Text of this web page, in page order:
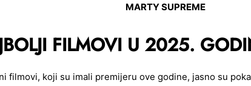
MARTY SUPREME
FILMOVI U 2025.
filmovi, koji su imali premijeru ove godine, jasno su